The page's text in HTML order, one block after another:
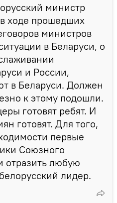
министр
ходе прошедших
министров
в Беларуси, о
и России,
в Беларуси. Должен
к этому подошли.
готовят ребят. И
готовят. Для того,
первые
Союзного
отразить любую
лидер.